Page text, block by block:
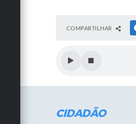
COMPARTILHAR
CIDADÃO